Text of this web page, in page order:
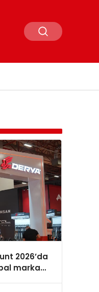
2026’da
marka